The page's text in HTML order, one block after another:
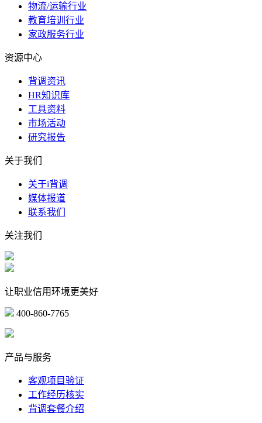
物流/运输行业
教育培训行业
家政服务行业
资源中心
背调资讯
HR知识库
工具资料
市场活动
研究报告
关于我们
关于i背调
媒体报道
联系我们
关注我们
让职业信用环境更美好
400-860-7765
产品与服务
客观项目验证
工作经历核实
背调套餐介绍